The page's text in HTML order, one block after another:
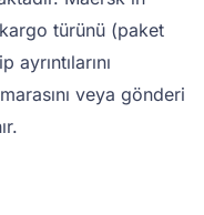
türünü (paket
veya gönderi